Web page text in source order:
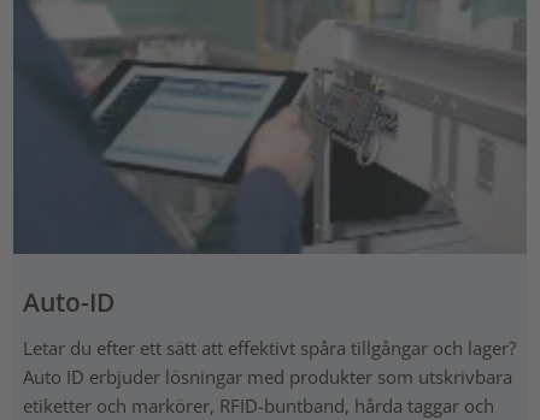
Auto-ID
Letar du efter ett sätt att effektivt spåra tillgångar och lager?
Auto ID erbjuder lösningar med produkter som utskrivbara
etiketter och markörer, RFID-buntband, hårda taggar och